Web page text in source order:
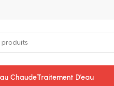
ChaudeTraitement D’eau